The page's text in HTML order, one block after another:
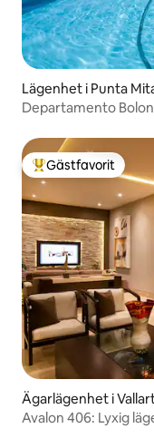
Lägenhet i Punta
Departamento
Populär gästfavorit
Gästfavorit
Ägarlägenhet i
Avalon 406: Lyxig